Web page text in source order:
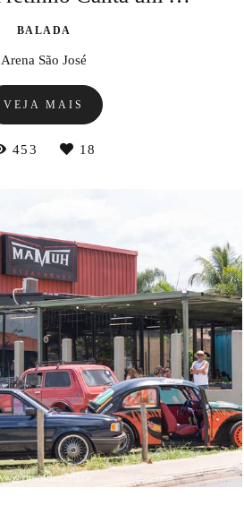
BALADA
Arena São José
VEJA MAIS
453 18